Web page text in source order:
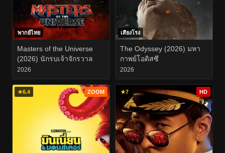
พากย์ไทย
Masters of the Universe
(2026) นักรบเจ้าจักรวาล
2026
เสียงโรง
The Odyssey (2026) มหา
กาพย์โอดิสซี
2026
★6.4 ZOOM ★7 HD